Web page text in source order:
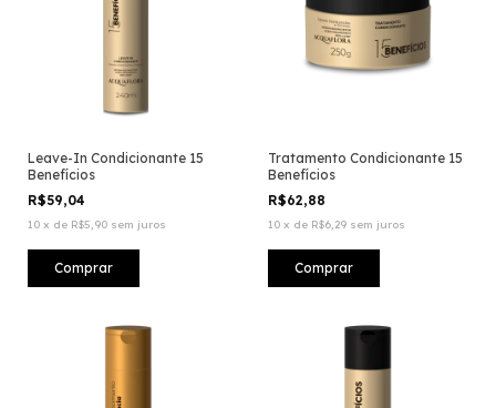
Leave-In Condicionante 15
Benefícios
R$59,04
10 x de R$5,90 sem juros
Tratamento Condicionante 15
Benefícios
R$62,88
10 x de R$6,29 sem juros